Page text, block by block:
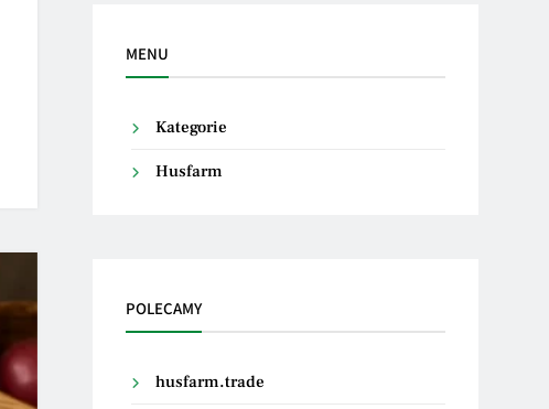
MENU
Kategorie
Husfarm
POLECAMY
husfarm.trade